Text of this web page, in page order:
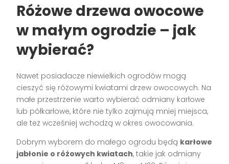
Różowe drzewa owocowe
w małym ogrodzie – jak
wybierać?
Nawet posiadacze niewielkich ogrodów mogą
cieszyć się różowymi kwiatami drzew owocowych. Na
małe przestrzenie warto wybierać odmiany karłowe
lub półkarłowe, które nie tylko zajmują mniej miejsca,
ale też wcześniej wchodzą w okres owocowania.
Dobrym wyborem do małego ogrodu będą karłowe
jabłonie o różowych kwiatach, takie jak odmiany